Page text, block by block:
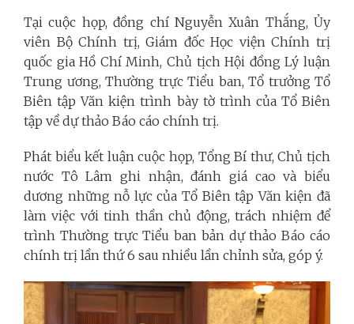
Tại cuộc họp, đồng chí Nguyễn Xuân Thắng, Ủy
viên Bộ Chính trị, Giám đốc Học viện Chính trị
quốc gia Hồ Chí Minh, Chủ tịch Hội đồng Lý luận
Trung ương, Thường trực Tiểu ban, Tổ trưởng Tổ
Biên tập Văn kiện trình bày tờ trình của Tổ Biên
tập về dự thảo Báo cáo chính trị.
Phát biểu kết luận cuộc họp, Tổng Bí thư, Chủ tịch
nước Tô Lâm ghi nhận, đánh giá cao và biểu
dương những nỗ lực của Tổ Biên tập Văn kiện đã
làm việc với tinh thần chủ động, trách nhiệm để
trình Thường trực Tiểu ban bản dự thảo Báo cáo
chính trị lần thứ 6 sau nhiều lần chỉnh sửa, góp ý.